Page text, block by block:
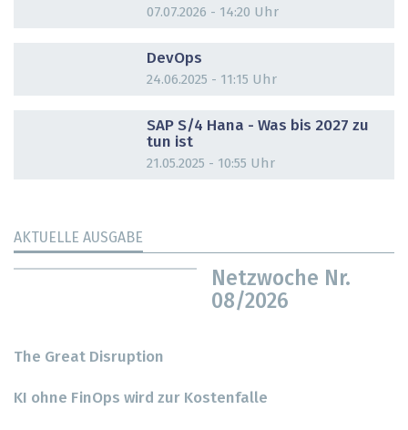
07.07.2026 - 14:20 Uhr
DevOps
24.06.2025 - 11:15 Uhr
SAP S/4 Hana - Was bis 2027 zu
tun ist
21.05.2025 - 10:55 Uhr
AKTUELLE AUSGABE
Netzwoche Nr.
08/2026
The Great Disruption
KI ohne FinOps wird zur Kostenfalle